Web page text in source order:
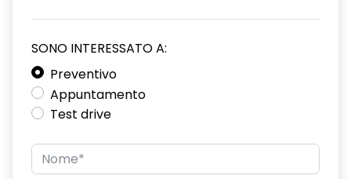
SONO INTERESSATO A:
Preventivo
Appuntamento
Test drive